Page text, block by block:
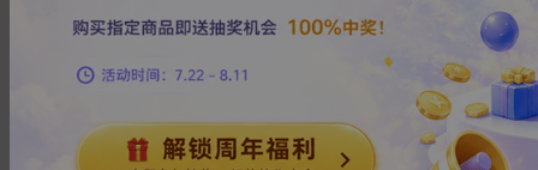
2013年天然橡胶期货年报：维
持宽幅震荡
2013-01-28
杨生